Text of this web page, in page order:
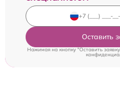
Оставить
Нажимая на кнопку "Оставить